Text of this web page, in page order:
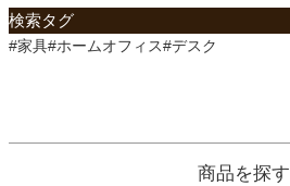
検索タグ
#家具#ホームオフィス#デスク
商品を探す